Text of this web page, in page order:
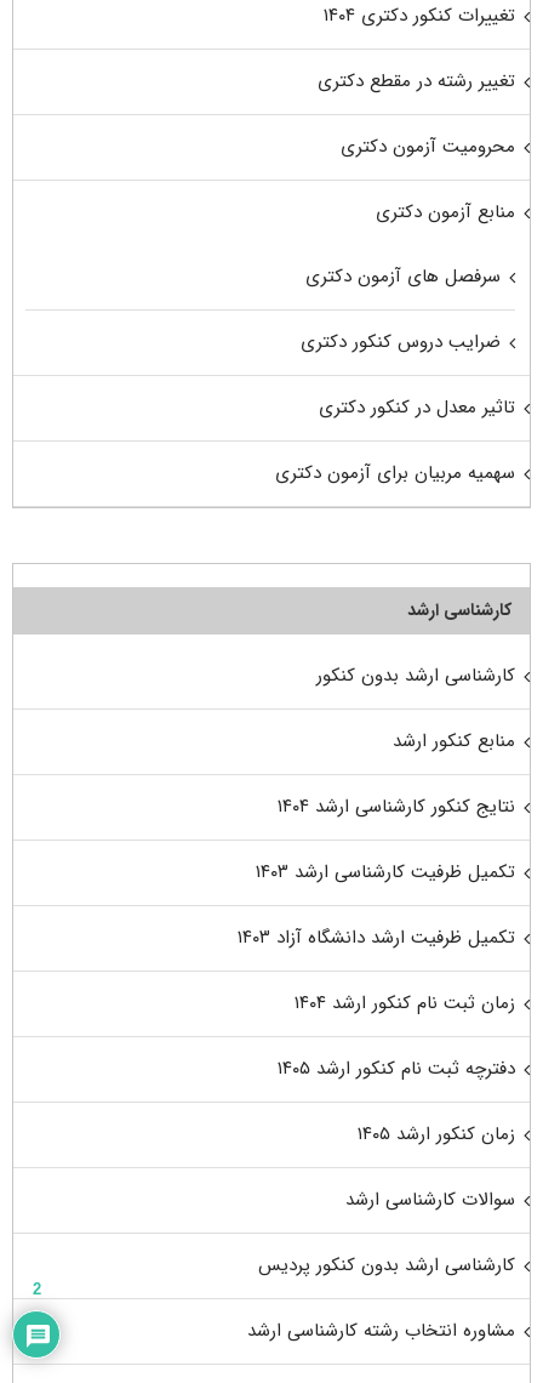
تغییرات کنکور دکتری ۱۴۰۴
تغییر رشته در مقطع دکتری
محرومیت آزمون دکتری
منابع آزمون دکتری
سرفصل های آزمون دکتری
ضرایب دروس کنکور دکتری
تاثیر معدل در کنکور دکتری
سهمیه مربیان برای آزمون دکتری
کارشناسی ارشد
کارشناسی ارشد بدون کنکور
منابع کنکور ارشد
نتایج کنکور کارشناسی ارشد ۱۴۰۴
تکمیل ظرفیت کارشناسی ارشد ۱۴۰۳
تکمیل ظرفیت ارشد دانشگاه آزاد ۱۴۰۳
زمان ثبت نام کنکور ارشد ۱۴۰۴
دفترچه ثبت نام کنکور ارشد ۱۴۰۵
زمان کنکور ارشد ۱۴۰۵
سوالات کارشناسی ارشد
کارشناسی ارشد بدون کنکور پردیس
مشاوره انتخاب رشته کارشناسی ارشد
2